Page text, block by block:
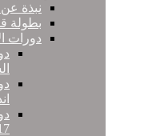
نبذة عن
بطولة
دورات